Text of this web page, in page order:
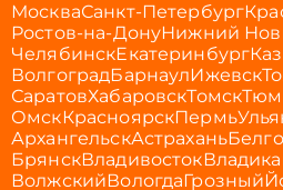
МоскваСанкт-Петербург
Ростов-на-ДонуНижний
ЧелябинскЕкатеринбург
ВолгоградБарнаулИжевск
СаратовХабаровскТомск
ОмскКрасноярскПермь
АрхангельскАстрахань
БрянскВладивосток
ВолжскийВологдаГрозный